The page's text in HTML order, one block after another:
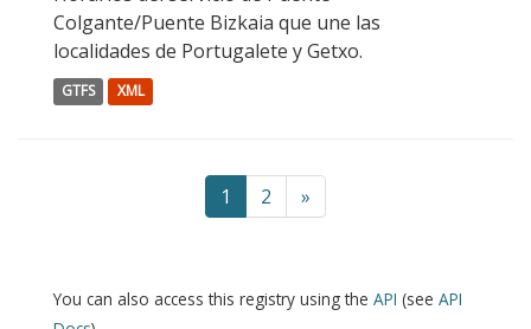
Colgante/Puente Bizkaia que une las
localidades de Portugalete y Getxo.
GTFS XML
1 2 »
You can also access this registry using the API (see API